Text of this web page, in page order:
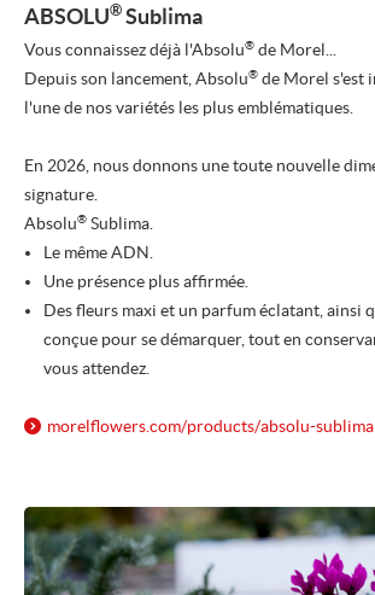
ABSOLU® Sublima
Vous connaissez déjà l'Absolu® de Morel...
Depuis son lancement, Absolu® de Morel s'est
l'une de nos variétés les plus emblématiques.
En 2026, nous donnons une toute nouvelle
signature.
Absolu® Sublima.
Le même ADN.
Une présence plus affirmée.
Des fleurs maxi et un parfum éclatant, ainsi
conçue pour se démarquer, tout en
vous attendez.
morelflowers.com/products/absolu-sublima